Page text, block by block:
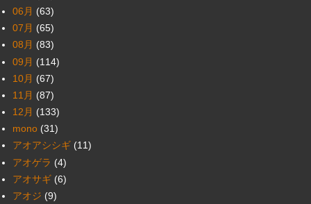
06月 (63)
07月 (65)
08月 (83)
09月 (114)
10月 (67)
11月 (87)
12月 (133)
mono (31)
アオアシシギ (11)
アオゲラ (4)
アオサギ (6)
アオジ (9)